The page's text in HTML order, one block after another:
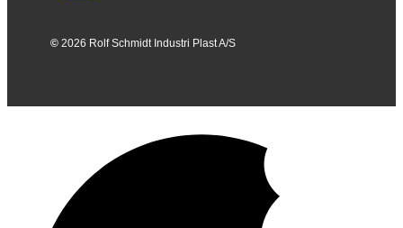
© 2026 Rolf Schmidt Industri Plast A/S